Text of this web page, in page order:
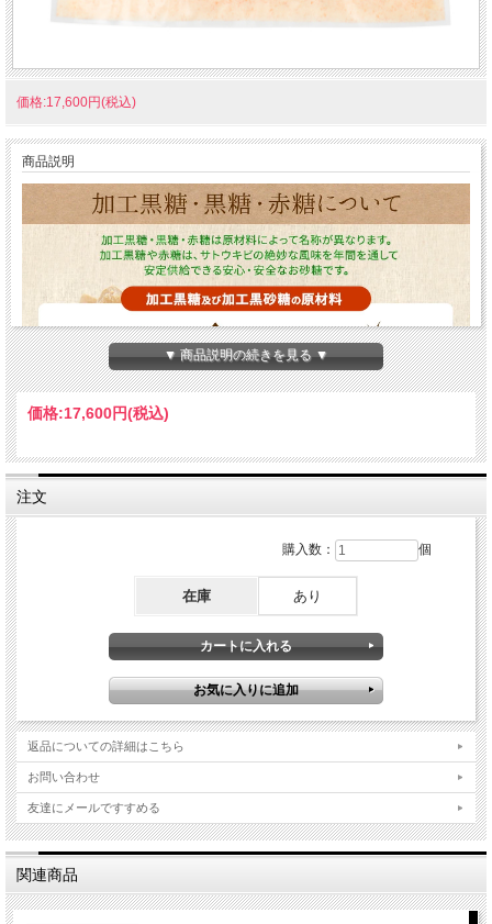
価格:17,600円(税込)
商品説明
▼ 商品説明の続きを見る ▼
価格:17,600円(税込)
注文
購入数： 個
在庫 あり
返品についての詳細はこちら
お問い合わせ
友達にメールですすめる
関連商品